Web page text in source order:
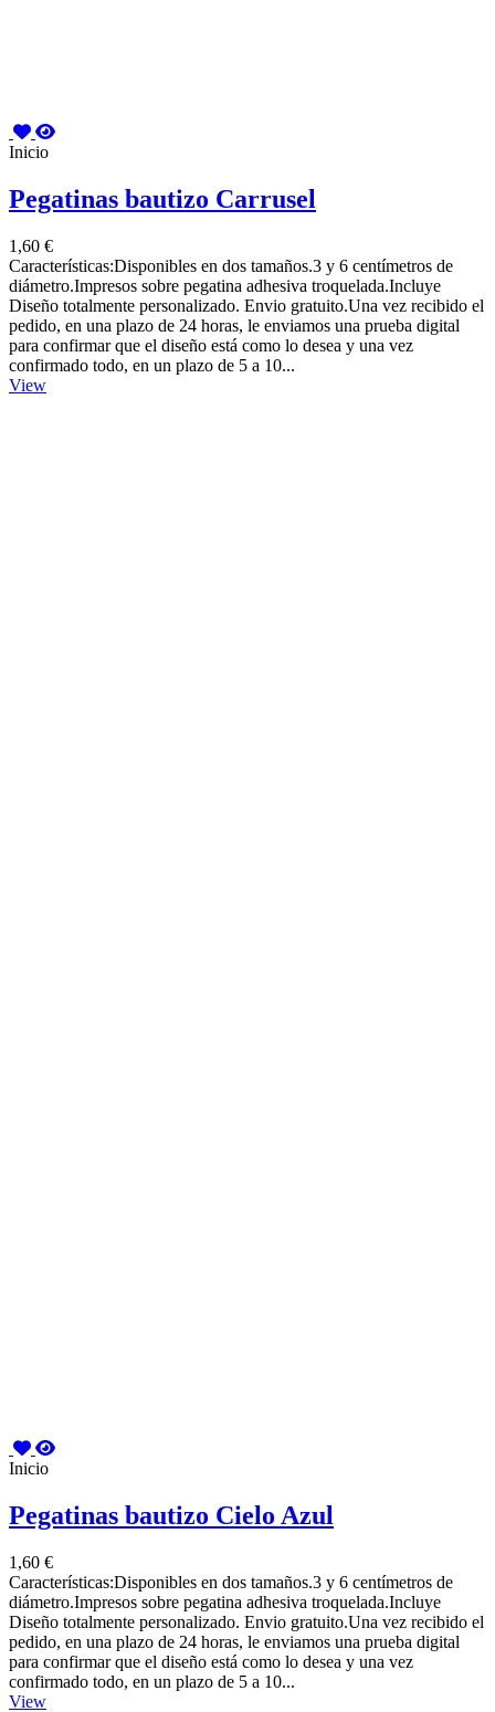
Inicio
Pegatinas bautizo Carrusel
1,60 €
Características:Disponibles en dos tamaños.3 y 6 centímetros de
diámetro.Impresos sobre pegatina adhesiva troquelada.Incluye
Diseño totalmente personalizado. Envio gratuito.Una vez recibido el
pedido, en una plazo de 24 horas, le enviamos una prueba digital
para confirmar que el diseño está como lo desea y una vez
confirmado todo, en un plazo de 5 a 10...
View
Inicio
Pegatinas bautizo Cielo Azul
1,60 €
Características:Disponibles en dos tamaños.3 y 6 centímetros de
diámetro.Impresos sobre pegatina adhesiva troquelada.Incluye
Diseño totalmente personalizado. Envio gratuito.Una vez recibido el
pedido, en una plazo de 24 horas, le enviamos una prueba digital
para confirmar que el diseño está como lo desea y una vez
confirmado todo, en un plazo de 5 a 10...
View